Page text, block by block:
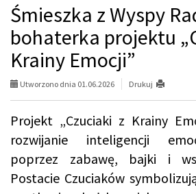
Śmieszka z Wyspy
bohaterka projektu
Krainy Emocji”
Utworzono dnia 01.06.2026 Drukuj
Projekt „Czuciaki z Krainy
rozwijanie inteligencji
poprzez zabawę, bajki i
Postacie Czuciaków